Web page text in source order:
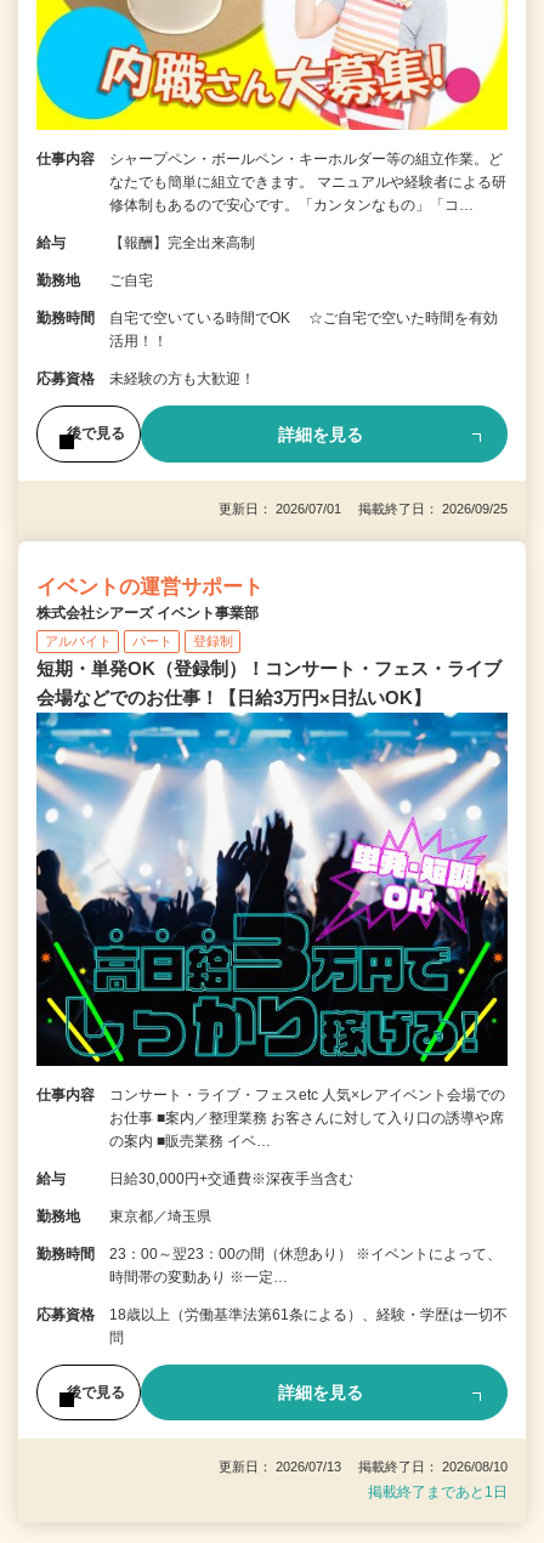
仕事内容
シャープペン・ボールペン・キーホルダー等の組立作業。ど
なたでも簡単に組立できます。 マニュアルや経験者による研
修体制もあるので安心です。「カンタンなもの」「コ…
給与 【報酬】完全出来高制
勤務地 ご自宅
勤務時間
自宅で空いている時間でOK ☆ご自宅で空いた時間を有効
活用！！
応募資格 未経験の方も大歓迎！
後で見る 詳細を見る
更新日： 2026/07/01 掲載終了日： 2026/09/25
イベントの運営サポート
株式会社シアーズ イベント事業部
アルバイト パート 登録制
短期・単発OK（登録制）！コンサート・フェス・ライブ
会場などでのお仕事！【日給3万円×日払いOK】
仕事内容
コンサート・ライブ・フェスetc 人気×レアイベント会場での
お仕事 ■案内／整理業務 お客さんに対して入り口の誘導や席
の案内 ■販売業務 イベ…
給与 日給30,000円+交通費※深夜手当含む
勤務地 東京都／埼玉県
勤務時間
23：00～翌23：00の間（休憩あり） ※イベントによって、
時間帯の変動あり ※一定…
応募資格
18歳以上（労働基準法第61条による）、経験・学歴は一切不
問
後で見る 詳細を見る
更新日： 2026/07/13 掲載終了日： 2026/08/10
掲載終了まであと1日